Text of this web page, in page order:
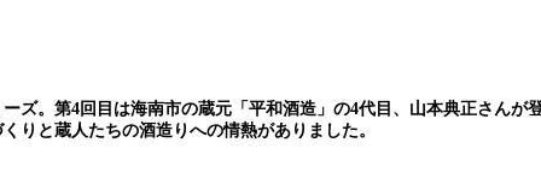
ズ。第4回目は海南市の蔵元「平和酒造」の4代目、山本典正さん
りと蔵人たちの酒造りへの情熱がありました。